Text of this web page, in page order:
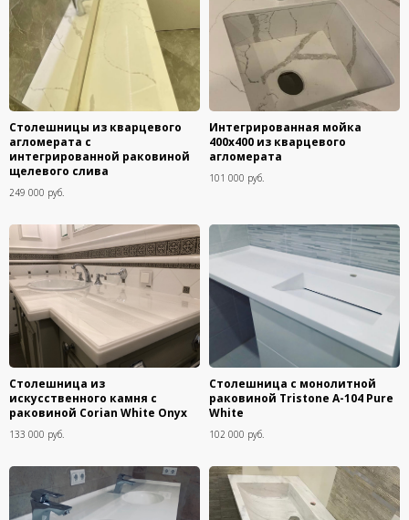
Столешницы из кварцевого
агломерата с
интегрированной раковиной
щелевого слива
249 000 руб.
Интегрированная мойка
400х400 из кварцевого
агломерата
101 000 руб.
Столешница из
искусственного камня с
раковиной Corian White Onyx
133 000 руб.
Столешница с монолитной
раковиной Tristone A-104 Pure
White
102 000 руб.